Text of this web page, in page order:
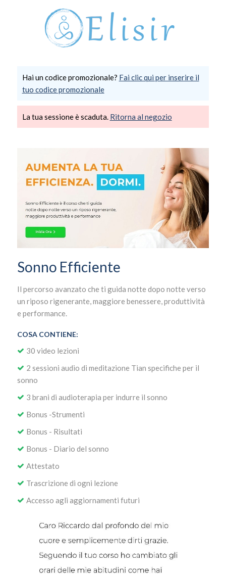
Hai un codice promozionale? Fai clic qui per inserire il
tuo codice promozionale
La tua sessione è scaduta. Ritorna al negozio
Sonno Efficiente
Il percorso avanzato che ti guida notte dopo notte verso
un riposo rigenerante, maggiore benessere, produttività
e performance.
COSA CONTIENE:
30 video lezioni
2 sessioni audio di meditazione Tian specifiche per il
sonno
3 brani di audioterapia per indurre il sonno
Bonus -Strumenti
Bonus - Risultati
Bonus - Diario del sonno
Attestato
Trascrizione di ogni lezione
Accesso agli aggiornamenti futuri